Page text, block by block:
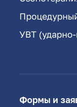
УВТ
Формы и